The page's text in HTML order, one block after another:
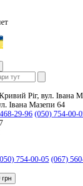
Ріг, вул. Івана
Івана Мазепи 64
29-96 (050) 754-00-
754-00-05 (067)